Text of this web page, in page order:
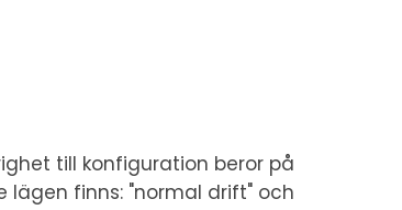
till konfiguration beror på
lägen finns: "normal drift" och